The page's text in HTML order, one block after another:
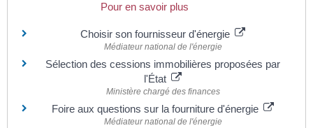
Pour en savoir plus
Choisir son fournisseur d'énergie
Médiateur national de l'énergie
Sélection des cessions immobilières proposées par
l'État
Ministère chargé des finances
Foire aux questions sur la fourniture d'énergie
Médiateur national de l'énergie